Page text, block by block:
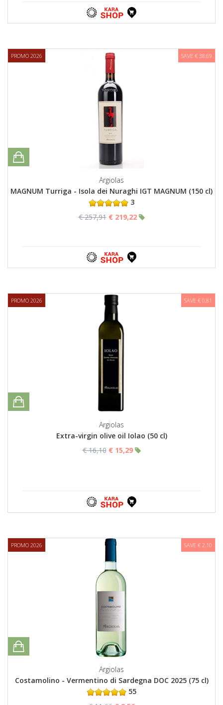
PROMO 2026 SAVE € 38,69
Argiolas
MAGNUM Turriga - Isola dei Nuraghi IGT MAGNUM (150 cl)
3
€ 257,91 € 219,22
PROMO 2026 SAVE € 0,81
Argiolas
Extra-virgin olive oil Iolao (50 cl)
€ 16,10 € 15,29
PROMO 2026 SAVE € 2,10
Argiolas
Costamolino - Vermentino di Sardegna DOC 2025 (75 cl)
55